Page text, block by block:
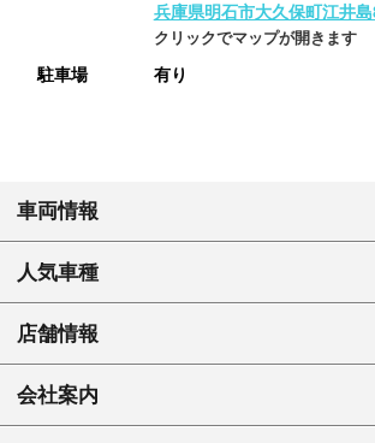
兵庫県明石市大久保町江井
クリックでマップが開きます
駐車場 有り
車両情報
人気車種
店舗情報
会社案内